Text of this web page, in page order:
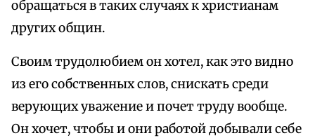
обращаться в таких случаях к христианам
других общин.
Своим трудолюбием он хотел, как это видно
из его собственных слов, снискать среди
верующих уважение и почет труду вообще.
Он хочет, чтобы и они работой добывали себе